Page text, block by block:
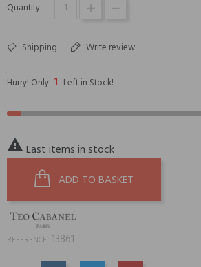
Quantity :
Shipping Write review
Hurry! Only 1 Left in Stock!
 Last items in stock
ADD TO BASKET
REFERENCE: 13861